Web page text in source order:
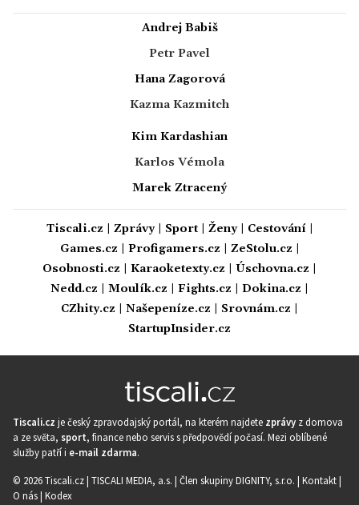
Andrej Babiš
Petr Pavel
Hana Zagorová
Kazma Kazmitch
Kim Kardashian
Karlos Vémola
Marek Ztracený
Tiscali.cz Zprávy| Sport| Ženy| Cestování|
Games.cz
Profigamers.cz ZeStolu.cz
Osobnosti.cz
Karaoketexty.cz Úschovna.cz
Nedd.cz
Moulík.cz Fights.cz Dokina.cz
CZhity.cz
Našepeníze.cz Srovnám.cz
StartupInsider.cz
Tiscali.cz je český zpravodajský portál, na kterém najdete zprávy z domova
a ze světa, sport, finance nebo servis s předpovědí počasí. Mezi oblíbené
služby patří i e-mail zdarma.
© 2026 Tiscali.cz | TISCALI MEDIA, a.s. | Člen skupiny DIGNITY, s.r.o. | Kontakt|
O nás| Kodex